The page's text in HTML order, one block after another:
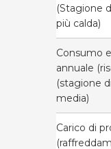
(Stagione
più calda)
Consumo
annuale
(stagione
media)
Carico di